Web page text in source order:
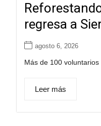
regresa a
agosto 6, 2026
Más de 100 voluntarios
Leer más